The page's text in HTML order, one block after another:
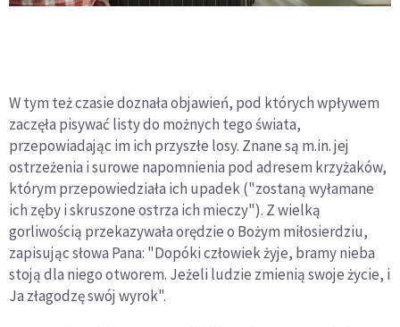
W tym też czasie doznała objawień, pod których wpływem
zaczęła pisywać listy do możnych tego świata,
przepowiadając im ich przyszłe losy. Znane są m.in. jej
ostrzeżenia i surowe napomnienia pod adresem krzyżaków,
którym przepowiedziała ich upadek ("zostaną wyłamane
ich zęby i skruszone ostrza ich mieczy"). Z wielką
gorliwością przekazywała orędzie o Bożym miłosierdziu,
zapisując słowa Pana: "Dopóki człowiek żyje, bramy nieba
stoją dla niego otworem. Jeżeli ludzie zmienią swoje życie, i
Ja złagodzę swój wyrok".